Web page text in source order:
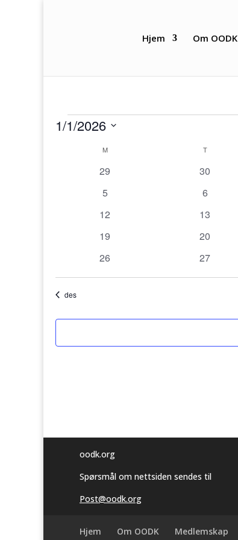
Hjem Om OODK
Arrangementer
1/1/2026
Kalender
MMANDAG TTIRSDAG
0
29
0
30
0
5
0
6
0
12
0
13
0
19
0
20
0
26
0
27
des
oodk.org
Spørsmål om nettsiden sendes til
Post@oodk.org
Hjem Om OODK Medlemskap